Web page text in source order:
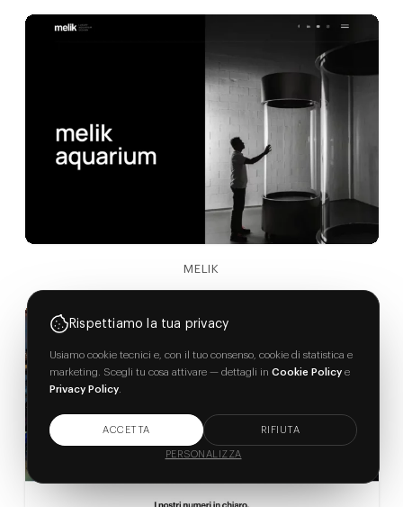
MELIK
Rispettiamo la tua privacy
Usiamo cookie tecnici e, con il tuo consenso, cookie di statistica e
marketing. Scegli tu cosa attivare — dettagli in Cookie Policy e
Privacy Policy
ACCETTA RIFIUTA
PERSONALIZZA